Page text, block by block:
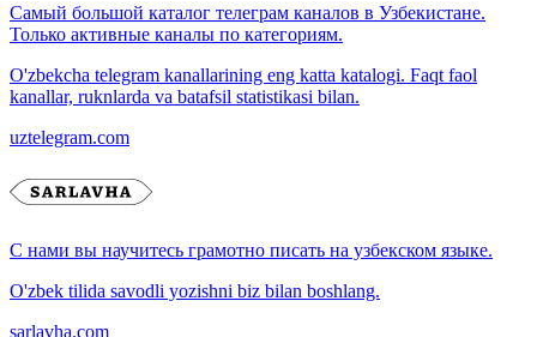
Самый большой каталог телеграм каналов в Узбекистане.
Только активные каналы по категориям.
O'zbekcha telegram kanallarining eng katta katalogi. Faqt faol
kanallar, ruknlarda va batafsil statistikasi bilan.
uztelegram.com
С нами вы научитесь грамотно писать на узбекском языке.
O'zbek tilida savodli yozishni biz bilan boshlang.
sarlavha.com